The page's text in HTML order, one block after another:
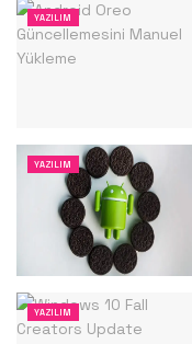
YAZILIM
YAZILIM
YAZILIM